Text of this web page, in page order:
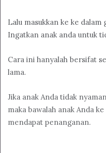
Lalu masukkan ke ke
Ingatkan anak anda untuk
Cara ini hanyalah bersifat
lama.
Jika anak Anda tidak
maka bawalah anak Anda
mendapat penanganan.